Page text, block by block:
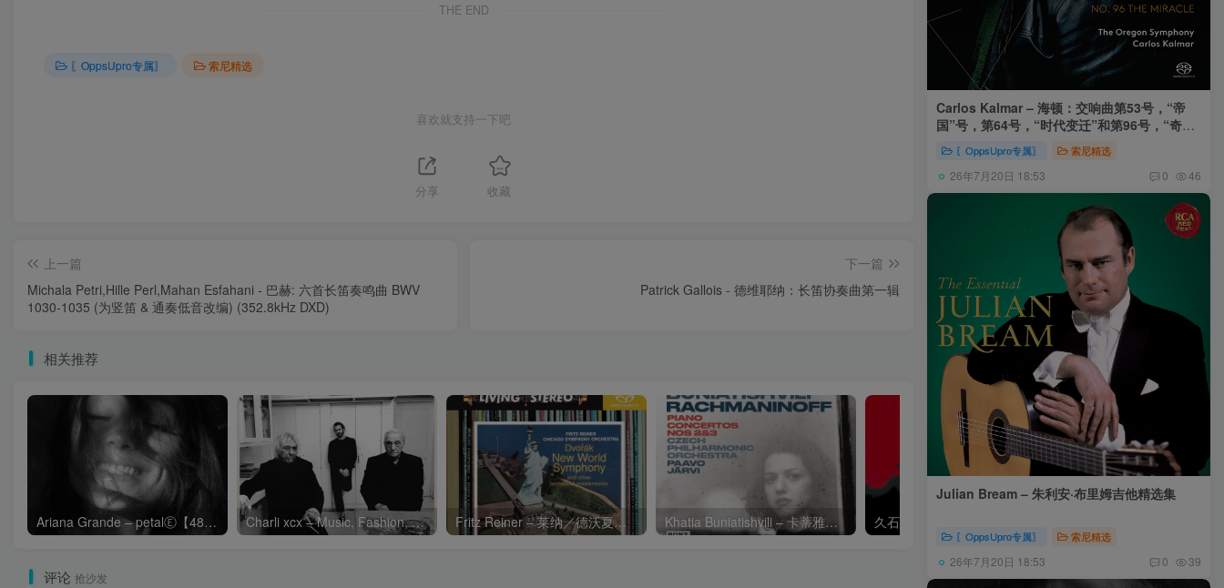
THE END
〖OppsUpro专属〗 索尼精选
喜欢就支持一下吧
分享 收藏
上一篇
Michala Petri,Hille Perl,Mahan Esfahani - 巴赫: 六首长笛奏鸣曲 BWV
1030-1035 (为竖笛 & 通奏低音改编) (352.8kHz DXD)
下一篇
Patrick Gallois - 德维耶纳：长笛协奏曲第一辑
相关推荐
Ariana Grande – petalⒺ【48kHz／24bit】英国区 Charli xcx – Music, Fashion, FilmⒺ【48kHz／24bit】英国区 Fritz Reiner – 莱纳／德沃夏克：第九交响曲 Khatia Buniatishvili – 卡蒂雅拉赫玛尼诺夫：第二、三钢琴协奏曲
评论 抢沙发
Carlos Kalmar – 海顿：交响曲第53号，“帝
国”号，第64号，“时代变迁”和第96号，“奇迹”
号 (俄勒冈交响乐团，卡尔玛)
〖OppsUpro专属〗 索尼精选
26年7月20日 18:53 0 46
Julian Bream – 朱利安·布里姆吉他精选集
〖OppsUpro专属〗 索尼精选
26年7月20日 18:53 0 39